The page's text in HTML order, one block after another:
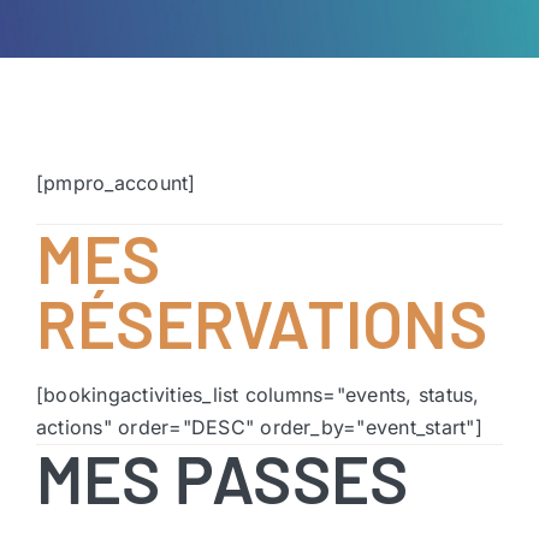
[pmpro_account]
MES
RÉSERVATIONS
[bookingactivities_list columns="events, status,
actions" order="DESC" order_by="event_start"]
MES PASSES